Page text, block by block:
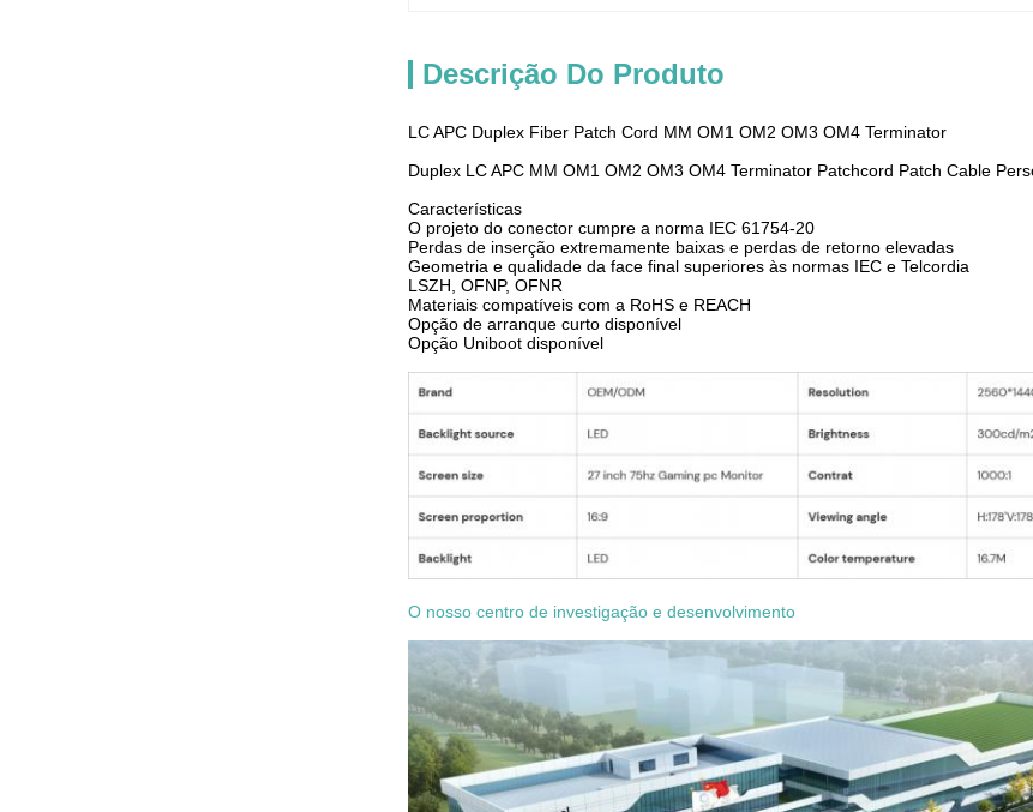
Descrição Do Produto
LC APC Duplex Fiber Patch Cord MM OM1 OM2 OM3 OM4 Terminator
Duplex LC APC MM OM1 OM2 OM3 OM4 Terminator Patchcord Patch Cable
Características
O projeto do conector cumpre a norma IEC 61754-20
Perdas de inserção extremamente baixas e perdas de retorno elevadas
Geometria e qualidade da face final superiores às normas IEC e Telcordia
LSZH, OFNP, OFNR
Materiais compatíveis com a RoHS e REACH
Opção de arranque curto disponível
Opção Uniboot disponível
O nosso centro de investigação e desenvolvimento